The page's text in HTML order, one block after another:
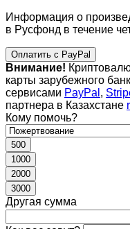
Информация о
в Русфонд в течение
Оплатить с PayPal
Внимание!
карты зарубежного
сервисами PayPal ,
партнера в Казахстане
Кому помочь?
500
1000
2000
3000
Другая сумма